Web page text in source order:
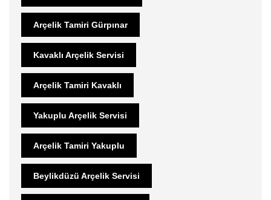
Arçelik Tamiri Gürpınar
Kavaklı Arçelik Servisi
Arçelik Tamiri Kavaklı
Yakuplu Arçelik Servisi
Arçelik Tamiri Yakuplu
Beylikdüzü Arçelik Servisi